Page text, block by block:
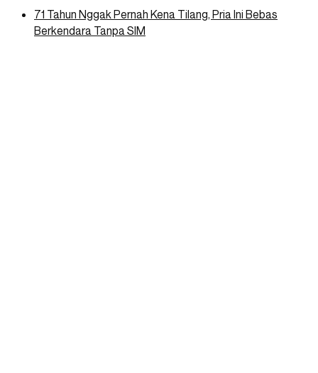
71 Tahun Nggak Pernah Kena Tilang, Pria Ini Bebas
Berkendara Tanpa SIM